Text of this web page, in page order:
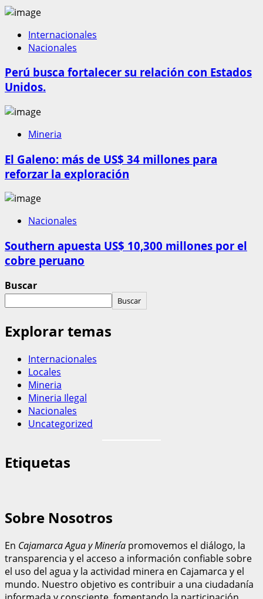
Internacionales
Nacionales
Perú busca fortalecer su relación con Estados
Unidos.
Mineria
El Galeno: más de US$ 34 millones para
reforzar la exploración
Nacionales
Southern apuesta US$ 10,300 millones por el
cobre peruano
Buscar
Buscar
Explorar temas
Internacionales
Locales
Mineria
Mineria Ilegal
Nacionales
Uncategorized
Etiquetas
Sobre Nosotros
En Cajamarca Agua y Minería promovemos el diálogo, la
transparencia y el acceso a información confiable sobre
el uso del agua y la actividad minera en Cajamarca y el
mundo. Nuestro objetivo es contribuir a una ciudadanía